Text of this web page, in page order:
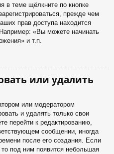
в теме щёлкните по кнопке
прежде чем
прав доступа находится
«Вы можете начинать
и т.п.
или удалить
или модератором
и удалять только свои
перейти к редактированию,
сообщении, иногда
после его создания. Если
под ним появится небольшая